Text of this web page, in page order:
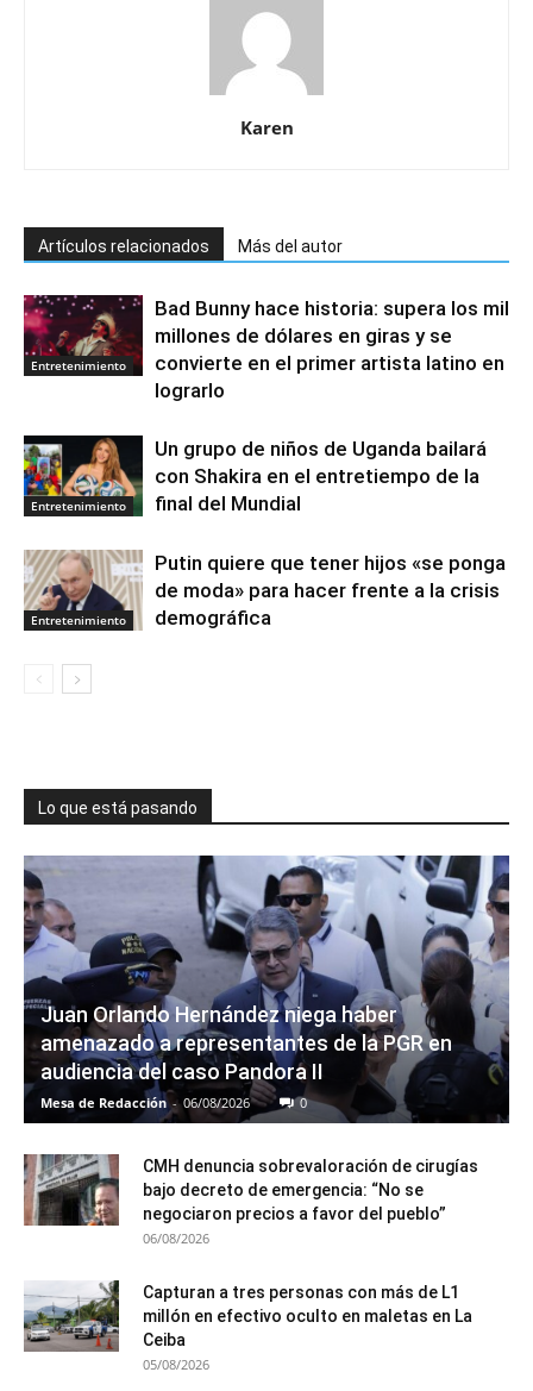
Karen
Artículos relacionados Más del autor
Entretenimiento
Bad Bunny hace historia: supera los mil
millones de dólares en giras y se
convierte en el primer artista latino en
lograrlo
Entretenimiento
Un grupo de niños de Uganda bailará
con Shakira en el entretiempo de la
final del Mundial
Entretenimiento
Putin quiere que tener hijos «se ponga
de moda» para hacer frente a la crisis
demográfica
Lo que está pasando
Juan Orlando Hernández niega haber
amenazado a representantes de la PGR en
audiencia del caso Pandora II
Mesa de Redacción - 06/08/2026 0
CMH denuncia sobrevaloración de cirugías
bajo decreto de emergencia: “No se
negociaron precios a favor del pueblo”
06/08/2026
Capturan a tres personas con más de L1
millón en efectivo oculto en maletas en La
Ceiba
05/08/2026